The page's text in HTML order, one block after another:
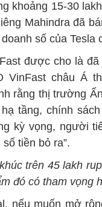
khoảng 15-30
Mahindra đã
số của Tesla
được cho là
VinFast châu Á
rằng thị trường
tầng, chính
kỳ vọng, người
tiền bỏ ra”.
trên 45 lakh
đó có tham vọng
nếu muốn mở